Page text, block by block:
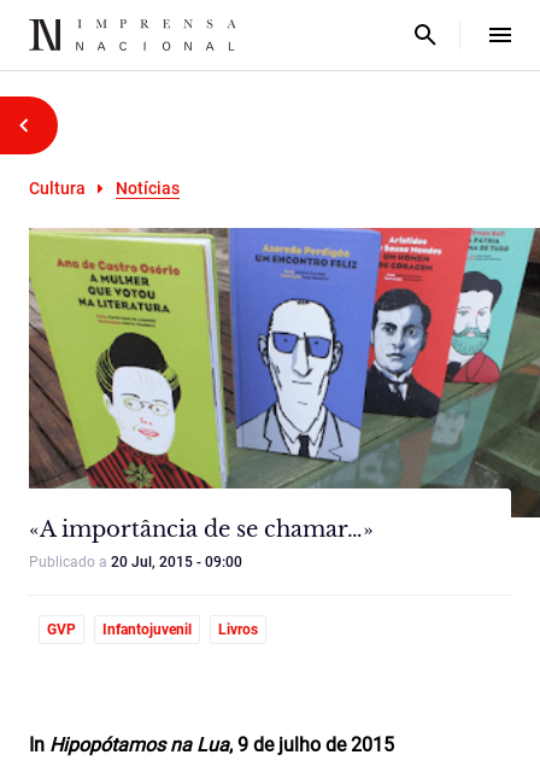
Cultura Notícias
«A importância de se chamar…»
Publicado a 20 Jul, 2015 - 09:00
GVP Infantojuvenil Livros
In Hipopótamos na Lua, 9 de julho de 2015